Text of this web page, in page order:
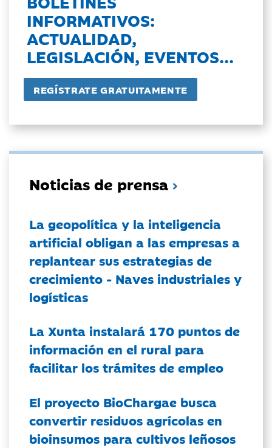
INFORMATIVOS:
ACTUALIDAD,
LEGISLACIÓN, EVENTOS...
Noticias de prensa
La geopolítica y la inteligencia
artificial obligan a las empresas a
replantear sus estrategias de
crecimiento - Naves industriales y
logísticas
La Xunta instalará 170 puntos de
información en el rural para
facilitar los trámites de empleo
El proyecto BioChargae busca
convertir residuos agrícolas en
bioinsumos para cultivos leñosos